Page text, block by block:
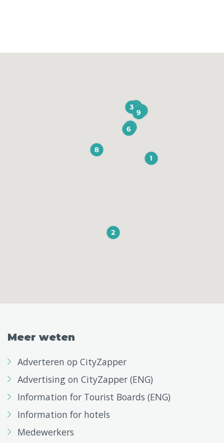
Meer weten
Adverteren op CityZapper
Advertising on CityZapper (ENG)
Information for Tourist Boards (ENG)
Information for hotels
Medewerkers